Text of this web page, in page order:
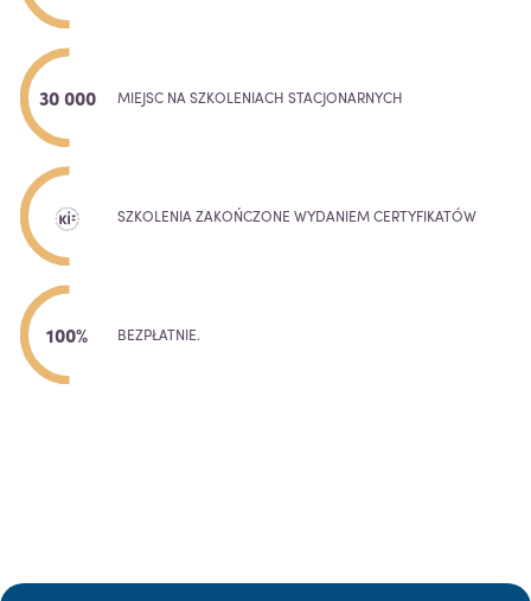
30 000 MIEJSC NA SZKOLENIACH STACJONARNYCH
SZKOLENIA ZAKOŃCZONE WYDANIEM CERTYFIKATÓW
100% BEZPŁATNIE.